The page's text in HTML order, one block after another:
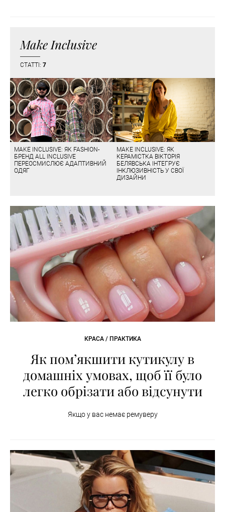
Make Inclusive
СТАТТІ: 7
MAKE INCLUSIVE: ЯК FASHION-
БРЕНД ALL INCLUSIVE
ПЕРЕОСМИСЛЮЄ АДАПТИВНИЙ
ОДЯГ
MAKE INCLUSIVE: ЯК
КЕРАМІСТКА ВІКТОРІЯ
БЕЛЯВСЬКА ІНТЕГРУЄ
ІНКЛЮЗИВНІСТЬ У СВОЇ
ДИЗАЙНИ
КРАСА / ПРАКТИКА
Як пом’якшити кутикулу в
домашніх умовах, щоб її було
легко обрізати або відсунути
Якщо у вас немає ремуверу